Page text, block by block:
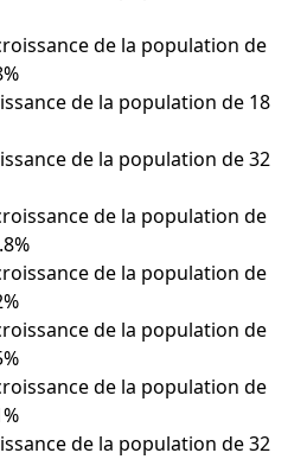
de la population de
de la population de 18
de la population de 32
de la population de
de la population de
de la population de
de la population de
de la population de 32